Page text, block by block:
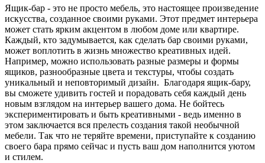
Ящик-бар - это не просто мебель, это настоящее произведение
искусства, созданное своими руками. Этот предмет интерьера
может стать ярким акцентом в любом доме или квартире.
Каждый, кто задумывается, как сделать бар своими руками,
может воплотить в жизнь множество креативных идей.
Например, можно использовать разные размеры и формы
ящиков, разнообразные цвета и текстуры, чтобы создать
уникальный и неповторимый дизайн. Благодаря ящик-бару,
вы сможете удивить гостей и порадовать себя каждый день
новым взглядом на интерьер вашего дома. Не бойтесь
экспериментировать и быть креативными - ведь именно в
этом заключается вся прелесть создания такой необычной
мебели. Так что не теряйте времени, приступайте к созданию
своего бара прямо сейчас и пусть ваш дом наполнится уютом
и стилем.